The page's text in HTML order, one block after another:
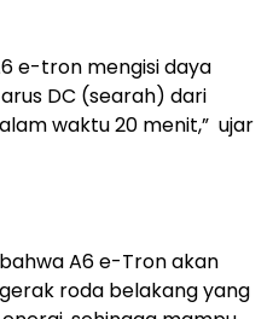
e-tron mengisi daya
DC (searah) dari
waktu 20 menit,” ujar
A6 e-Tron akan
roda belakang yang